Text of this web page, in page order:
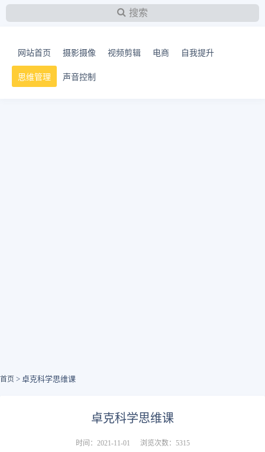
搜索
网站首页 摄影摄像 视频剪辑 电商 自我提升
思维管理 声音控制
首页 > 卓克科学思维课
卓克科学思维课
时间：2021-11-01 浏览次数：5315